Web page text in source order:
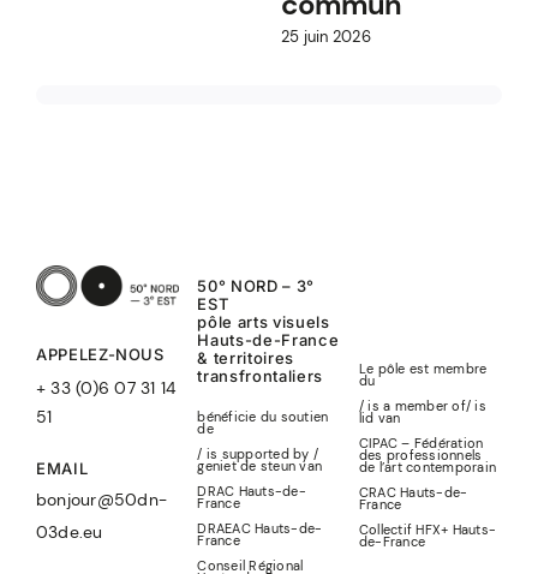
25 juin 2026
APPELEZ-NOUS
+ 33 (0)6 07 31 14
51
EMAIL
bonjour@50dn-
03de.eu
50° NORD – 3°
EST
pôle arts visuels
Hauts-de-France
& territoires
transfrontaliers
bénéficie du soutien
de
/ is supported by /
geniet de steun van
DRAC Hauts-de-
France
DRAEAC Hauts-de-
France
Conseil Régional
Le pôle est membre
du
/ is a member of/is
lid van
CIPAC – Fédération
des professionnels
de l’art contemporain
CRAC Hauts-de-
France
Collectif HFX+ Hauts-
de-France